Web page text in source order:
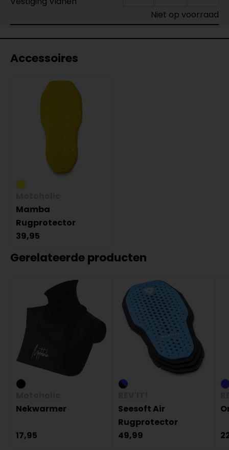
Niet op voorraad
Accessoires
Mamba
Rugprotector
39,95
Gerelateerde producten
Nekwarmer
17,95
Seesoft Air
Rugprotector
49,99